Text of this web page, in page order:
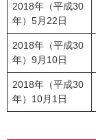
2018年（平成30
年）5月22日
2018年（平成30
年）9月10日
2018年（平成30
年）10月1日